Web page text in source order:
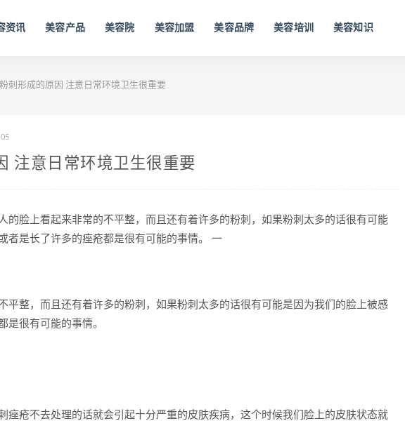
资讯 美容产品 美容院 美容加盟 美容品牌 美容培训 美容知识
刺形成的原因 注意日常环境卫生很重要
注意日常环境卫生很重要
的脸上看起来非常的不平整，而且还有着许多的粉刺，如果粉刺太多的话很有可能
者是长了许多的痤疮都是很有可能的事情。 一
平整，而且还有着许多的粉刺，如果粉刺太多的话很有可能是因为我们的脸上被感
是很有可能的事情。
痤疮不去处理的话就会引起十分严重的皮肤疾病，这个时候我们脸上的皮肤状态就